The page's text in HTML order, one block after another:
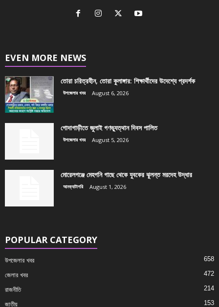
EVEN MORE NEWS
তোরা চরিত্রহীন, তোরা কুলাঙ্গার: শিক্ষার্থীদের উদেশ্যে প্রদর্শক
উপজেলার খবর August 6, 2026
গোদাগাড়ীতে জুলাই গণভ্যুত্থান দিবস পালিত
উপজেলার খবর August 5, 2026
মোরেলগঞ্জে মেহগনি গাছে থেকে যুবকের ঝুলন্ত মরদেহ উদ্ধার
আনক্যাটাগরি August 1, 2026
POPULAR CATEGORY
উপজেলার খবর 658
জেলার খবর 472
রাজনীতি 214
জাতীয় 153